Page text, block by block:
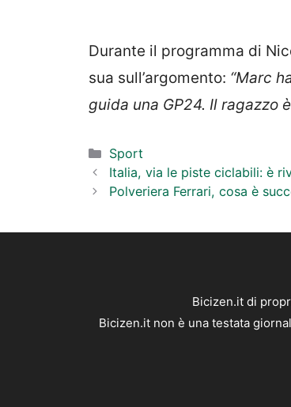
Durante il programma di
sua sull’argomento: “Marc
guida una GP24. Il ragazzo
Categorie
Sport
Italia, via le piste ciclabili: è
Polveriera Ferrari, cosa è
Bicizen.it di
Bicizen.it non è una testata